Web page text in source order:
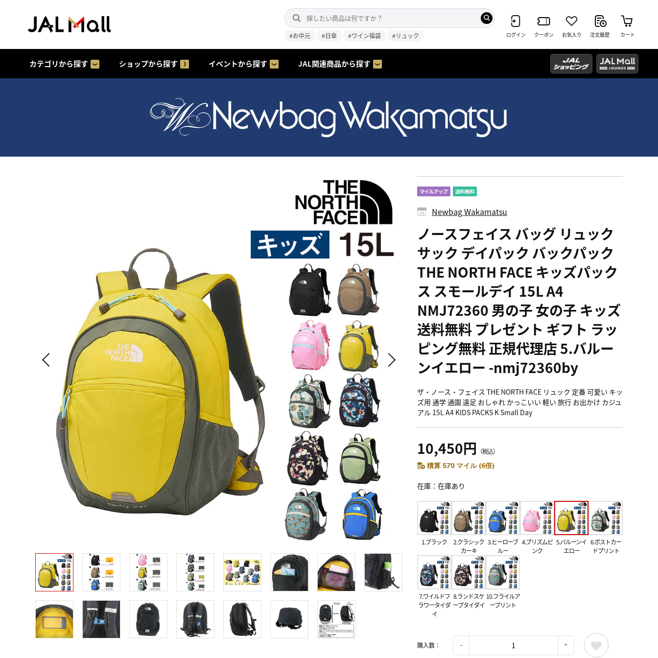
#お中元 #日傘 #ワイン福袋 #リュック ログイン クーポン お気入り 注文履歴 カート
カテゴリから探す ショップから探す イベントから探す JAL関連商品から探す
Newbag Wakamatsu
ノースフェイス バッグ リュック
サック デイパック バックパック
THE NORTH FACE キッズパック
ス スモールデイ 15L A4
NMJ72360 男の子 女の子 キッズ
送料無料 プレゼント ギフト ラッ
ピング無料 正規代理店 5.バルー
ンイエロー -nmj72360by
ザ・ノース・フェイス THE NORTH FACE リュック 定番 可愛い キッ
ズ用 通学 通園 遠足 おしゃれ かっこいい 軽い 旅行 お出かけ カジュ
アル 15L A4 KIDS PACKS K Small Day
10,450円 （税込）
積算 570 マイル (6倍)
在庫 在庫あり
1.ブラック
2.クラシック
カーキ
3.ヒーローブ
ルー
4.プリズムピ
ンク
5.バルーンイ
エロー
6.ポストカー
ドプリント
7.ワイルドフ
ラワータイダ
イ
8.ランドスケ
ープタイダイ
10.フライルア
ープリント
購入数：